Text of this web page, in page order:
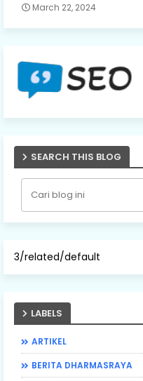
March 22, 2024
SEARCH THIS BLOG
3/related/default
LABELS
ARTIKEL
BERITA DHARMASRAYA